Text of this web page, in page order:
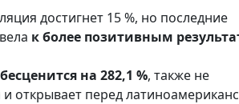
достигнет 15 %, но последние
к более позитивным
на 282,1 %, также не
открывает перед